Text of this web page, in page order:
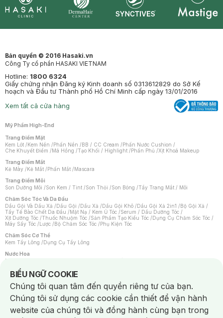
Bản quyền © 2016 Hasaki.vn
Công Ty cổ phần HASAKI VIETNAM
Hotline: 1800 6324
Giấy chứng nhận Đăng ký Kinh doanh số 0313612829 do Sở Kế
hoạch và Đầu tư Thành phố Hồ Chí Minh cấp ngày 13/01/2016
Xem tất cả cửa hàng
Mỹ Phẩm High-End
Trang Điểm Mặt
Kem Lót /Kem Nền /Phấn Nền /BB / CC Cream /Phấn Nước Cushion /
Che Khuyết Điểm /Má Hồng /Tạo Khối / Highlight /Phấn Phủ /Xịt Khoá Makeup
Trang Điểm Mắt
Kẻ Mày /Kẻ Mắt /Phấn Mắt /Mascara
Trang Điểm Môi
Son Dưỡng Môi /Son Kem / Tint /Son Thỏi /Son Bóng /Tẩy Trang Mắt / Môi
Chăm Sóc Tóc Và Da Đầu
Dầu Gội Và Dầu Xả /Dầu Gội /Dầu Xả /Dầu Gội Khô /Dầu Gội Xả 2in1 /Bộ Gội Xả /
Tẩy Tế Bào Chết Da Đầu /Mặt Nạ / Kem Ủ Tóc /Serum / Dầu Dưỡng Tóc /
Xịt Dưỡng Tóc /Thuốc Nhuộm Tóc /Sản Phẩm Tạo Kiểu Tóc /Dụng Cụ Chăm Sóc Tóc /
Máy Sấy Tóc /Lược /Bộ Chăm Sóc Tóc /Phụ Kiện Tóc
Chăm Sóc Cơ Thể
Kem Tẩy Lông /Dụng Cụ Tẩy Lông
Nước Hoa
Nước Hoa Nữ
Chăm Sóc Cá Nhân
Chống Muỗi /Khẩu Trang /Máy Massage/Mặt Nạ Xông Hơi /Nước Rửa Tay/
Sản Phẩm Chăm Sóc Khác /Bàn Chải Đánh Răng /Bàn Chải Điện/
Hỗ Trợ Trắng Răng/Kem Đánh Răng /Máy Tăm Nước/ Nước Súc Miệng/
Tăm / Chỉ Nha Khoa/ Xịt Thơm Miệng / Dung Dịch Vệ Sinh/Dưỡng Vùng Kín/
Khăn Ướt Vệ Sinh Vùng Kín/Băng Vệ Sinh/Tampon/Bọt Cạo Râu /Dao Cạo Râu/
Máy Cạo Râu
BIỂU NGỮ COOKIE
Notice about cookies usage
Chúng tôi quan tâm đến quyền riêng tư của bạn.
Chúng tôi sử dụng các cookie cần thiết để vận hành
website của chúng tôi và đồng hành cùng bạn trong